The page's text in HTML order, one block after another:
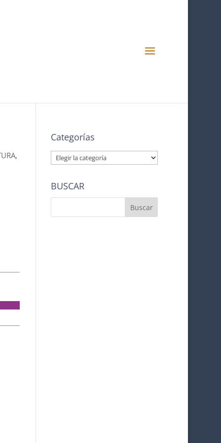
,
Categorías
Categorías
BUSCAR